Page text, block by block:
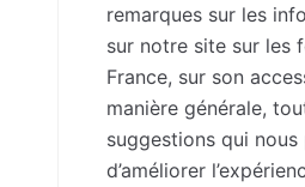
remarques sur les
sur notre site sur les
France, sur son
manière générale,
suggestions qui
d’améliorer